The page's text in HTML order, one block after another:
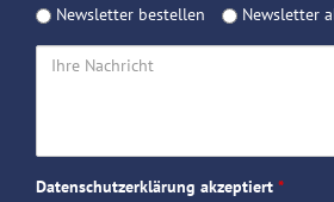
Newsletter
Newsletter bestellen
Newsletter
Ihre
Datenschutzerklärung akzeptiert *